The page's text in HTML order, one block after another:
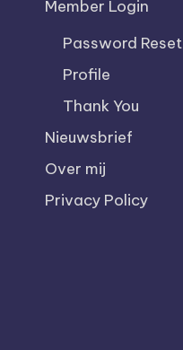
Member Login
Password Reset
Profile
Thank You
Nieuwsbrief
Over mij
Privacy Policy